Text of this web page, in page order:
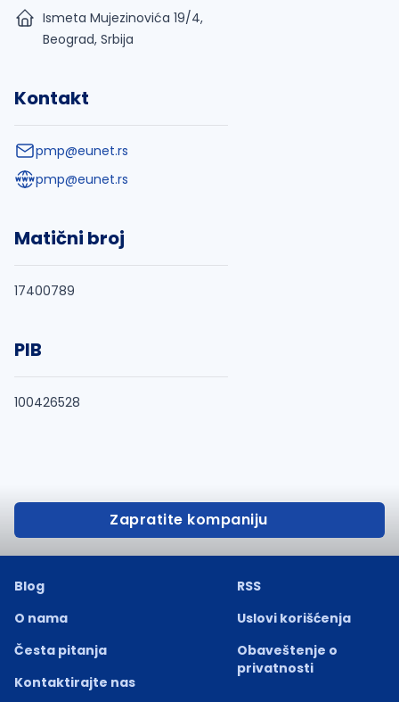
Ismeta Mujezinovića 19/4,
Beograd, Srbija
Kontakt
pmp@eunet.rs
pmp@eunet.rs
Matični broj
17400789
PIB
100426528
Zapratite kompaniju
Blog
O nama
Česta pitanja
Kontaktirajte nas
RSS
Uslovi korišćenja
Obaveštenje o
privatnosti